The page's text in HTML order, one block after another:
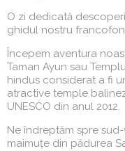
O zi dedicată
ghidul nostru
Începem aventura
Taman Ayun sau
hindus considerat a fi
atractive temple
UNESCO din anul 2012.
Ne îndreptăm spre
maimuțe din pădurea